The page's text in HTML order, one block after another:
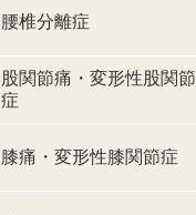
腰椎分離症
股関節痛・変形性股関節
症
膝痛・変形性膝関節症